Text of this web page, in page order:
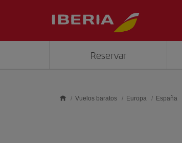
Reservar
Vuelos baratos Europa España